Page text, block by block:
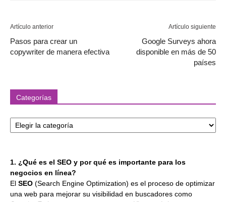
Artículo anterior
Pasos para crear un
copywriter de manera efectiva
Artículo siguiente
Google Surveys ahora
disponible en más de 50
países
Categorías
1. ¿Qué es el SEO y por qué es importante para los
negocios en línea?
El SEO (Search Engine Optimization) es el proceso de optimizar
una web para mejorar su visibilidad en buscadores como